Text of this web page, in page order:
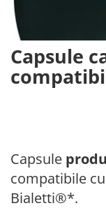
Capsule compatibile
Capsule
Capsule
Capsule compatibile
PADURI CAFEA &
Capsule
Capsule
compatibile
Bialetti®*.